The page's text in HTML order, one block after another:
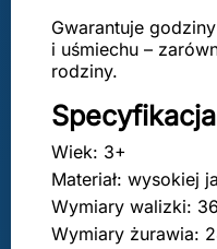
Gwarantuje
i uśmiechu –
rodziny.
Wiek: 3+
Materiał: wysokiej
Wymiary walizki:
Wymiary żurawia: